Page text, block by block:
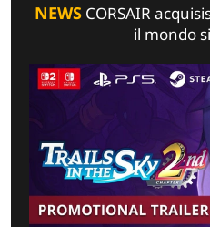
NEWSCORSAIR
il mondo